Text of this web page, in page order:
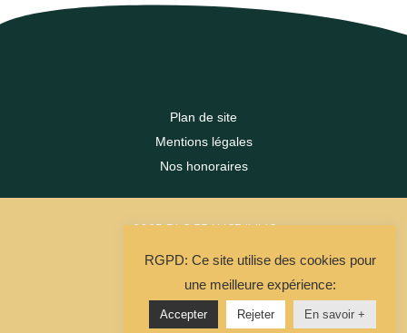
Plan de site
Mentions légales
Nos honoraires
2023 DLC FRANCE IMMO
La Solution Immo
RGPD: Ce site utilise des cookies pour
une meilleure expérience:
Accepter Rejeter En savoir +